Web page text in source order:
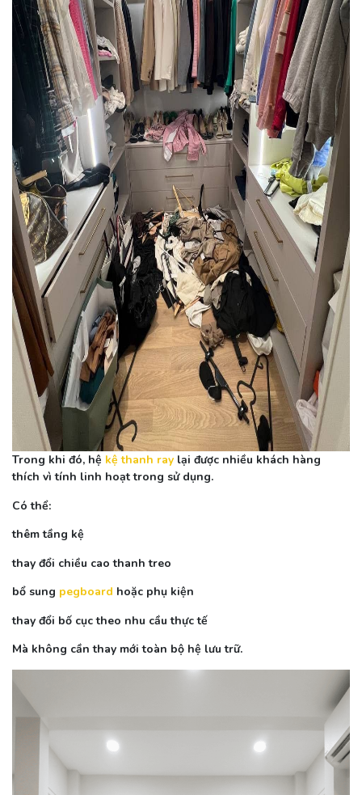
Trong khi đó, hệ kệ thanh ray lại được nhiều khách hàng
thích vì tính linh hoạt trong sử dụng.
Có thể:
thêm tầng kệ
thay đổi chiều cao thanh treo
bổ sung pegboard hoặc phụ kiện
thay đổi bố cục theo nhu cầu thực tế
Mà không cần thay mới toàn bộ hệ lưu trữ.